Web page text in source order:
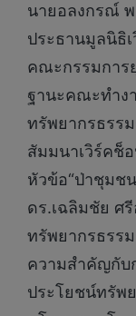
นายอลงกรณ์ พ
ประธานมูลนิธิ
คณะกรรมการ
ฐานะคณะทำง
ทรัพยากรธรรม
สัมมนาเวิร์คช็
หัวข้อ“ป่าชุมช
ดร.เฉลิมชัย ศ
ทรัพยากรธรร
ความสำคัญกับ
ประโยชน์ทรัพ